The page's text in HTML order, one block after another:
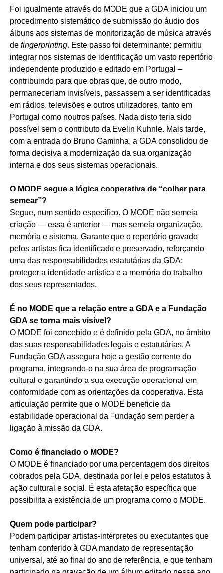
Foi igualmente através do MODE que a GDA iniciou um
procedimento sistemático de submissão do áudio dos
álbuns aos sistemas de monitorização de música através
de fingerprinting. Este passo foi determinante: permitiu
integrar nos sistemas de identificação um vasto repertório
independente produzido e editado em Portugal –
contribuindo para que obras que, de outro modo,
permaneceriam invisíveis, passassem a ser identificadas
em rádios, televisões e outros utilizadores, tanto em
Portugal como noutros países. Nada disto teria sido
possível sem o contributo da Evelin Kuhnle. Mais tarde,
com a entrada do Bruno Gaminha, a GDA consolidou de
forma decisiva a modernização da sua organização
interna e dos seus sistemas operacionais.
O MODE segue a lógica cooperativa de “colher para
semear”?
Segue, num sentido específico. O MODE não semeia
criação — essa é anterior — mas semeia organização,
memória e sistema. Garante que o repertório gravado
pelos artistas fica identificado e preservado, reforçando
uma das responsabilidades estatutárias da GDA:
proteger a identidade artística e a memória do trabalho
dos seus representados.
É no MODE que a relação entre a GDA e a Fundação
GDA se torna mais visível?
O MODE foi concebido e é definido pela GDA, no âmbito
das suas responsabilidades legais e estatutárias. A
Fundação GDA assegura hoje a gestão corrente do
programa, integrando-o na sua área de programação
cultural e garantindo a sua execução operacional em
conformidade com as orientações da cooperativa. Esta
articulação permite que o MODE beneficie da
estabilidade operacional da Fundação sem perder a
ligação à missão da GDA.
Como é financiado o MODE?
O MODE é financiado por uma percentagem dos direitos
cobrados pela GDA, destinada por lei e pelos estatutos à
ação cultural e social. É esta afetação específica que
possibilita a existência de um programa como o MODE.
Quem pode participar?
Podem participar artistas‑intérpretes ou executantes que
tenham conferido à GDA mandato de representação
universal, até ao final do ano de referência, e que tenham